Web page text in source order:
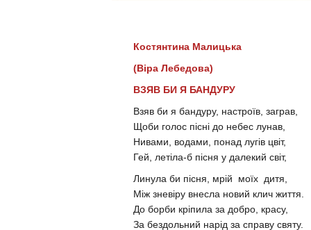
Костянтина Малицька
(Віра Лебедова)
ВЗЯВ БИ Я БАНДУРУ
Взяв би я бандуру, настроїв, заграв,
Щоби голос пісні до небес лунав,
Нивами, водами, понад лугів цвіт,
Гей, летіла-б пісня у далекий світ,
Линула би пісня, мрій моїх дитя,
Між зневіру внесла новий клич життя.
До борби кріпила за добро, красу,
За бездольний нарід за справу святу.